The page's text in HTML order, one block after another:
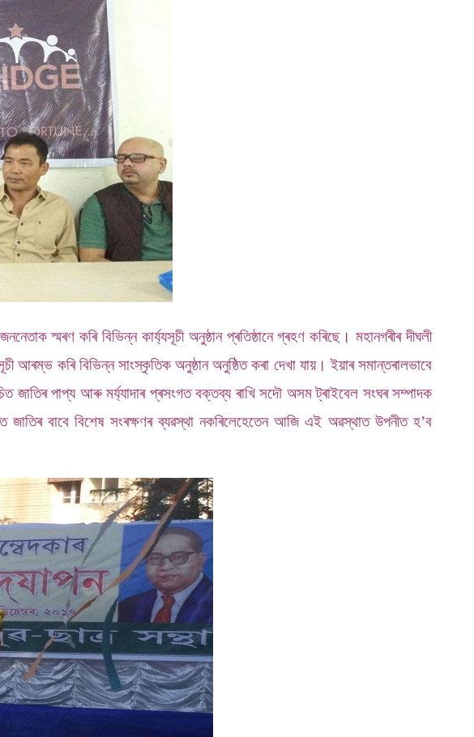
স্মৰণ কৰি বিভিন্ন কাৰ্য্যসূচী অনুষ্ঠান প্ৰতিষ্ঠানে গ্ৰহণ কৰিছে। মহানগৰীৰ দীঘলী
কৰি বিভিন্ন সাংস্কৃতিক অনুষ্ঠান অনুষ্ঠিত কৰা দেখা যায়। ইয়াৰ সমান্তৰালভাবে
জাতিৰ পাপ্য আৰু মৰ্য্যাদাৰ প্ৰসংগত বক্তব্য ৰাখি সদৌ অসম ট্ৰাইবেল সংঘৰ সম্পাদক
বাবে বিশেষ সংৰক্ষণৰ ব্যৱস্থা নকৰিলেহেতেন আজি এই অৱস্থাত উপনীত হ’ব